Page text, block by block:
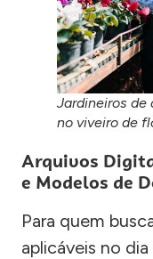
Jardineiros
no viveiro de
Arquivos
e Modelos de
Para quem
aplicáveis no